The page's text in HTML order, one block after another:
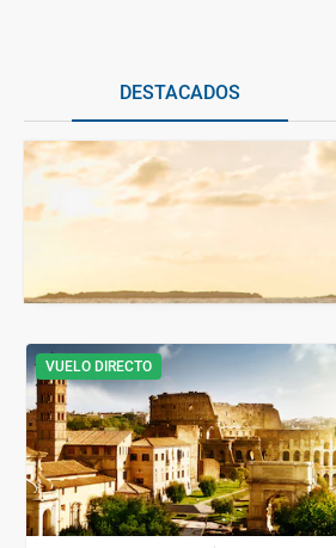
DESTACADOS
VUELO DIRECTO